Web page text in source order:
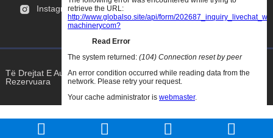
Instagram
Të Drejtat E Autorit © 2025 Goodao.Cn Të Gjitha Të Drejtat E
Rezervuara